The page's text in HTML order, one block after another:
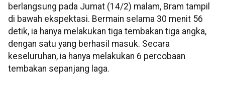
berlangsung pada Jumat (14/2) malam, Bram tampil
di bawah ekspektasi. Bermain selama 30 menit 56
detik, ia hanya melakukan tiga tembakan tiga angka,
dengan satu yang berhasil masuk. Secara
keseluruhan, ia hanya melakukan 6 percobaan
tembakan sepanjang laga.